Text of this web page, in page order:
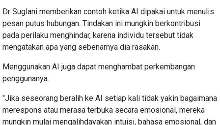
Dr Suglani memberikan contoh ketika AI dipakai untuk menulis
pesan putus hubungan. Tindakan ini mungkin berkontribusi
pada perilaku menghindar, karena individu tersebut tidak
mengatakan apa yang sebenarnya dia rasakan.
Menggunakan AI juga dapat menghambat perkembangan
penggunanya.
"Jika seseorang beralih ke AI setiap kali tidak yakin bagaimana
merespons atau merasa terbuka secara emosional, mereka
mungkin mulai mengalihdayakan intuisi, bahasa emosional, dan